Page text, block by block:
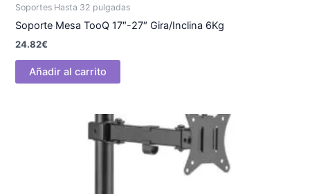
Soportes Hasta 32 pulgadas
Soporte Mesa TooQ 17″-27″ Gira/Inclina 6Kg
24.82€
Añadir al carrito